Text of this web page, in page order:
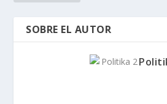
SOBRE EL AUTOR